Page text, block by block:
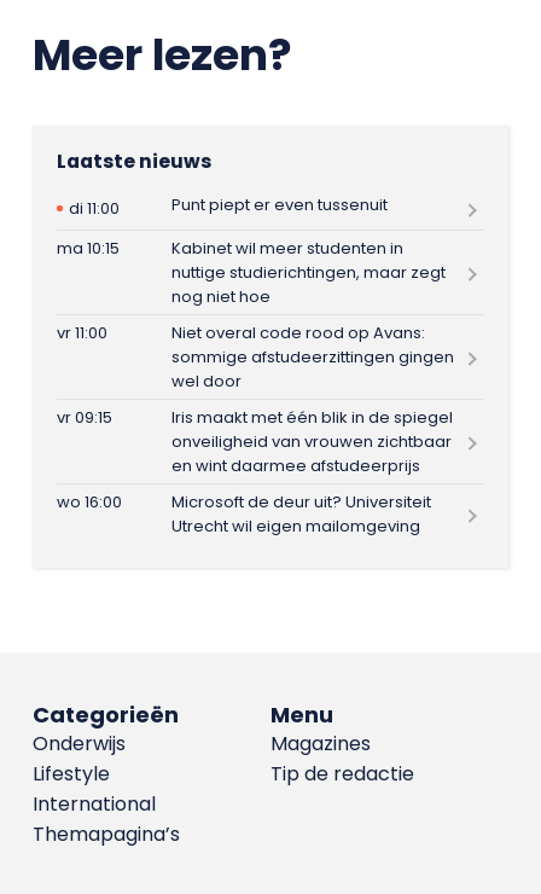
Meer lezen?
Laatste nieuws
di 11:00
Punt piept er even tussenuit
ma 10:15
Kabinet wil meer studenten in
nuttige studierichtingen, maar zegt
nog niet hoe
vr 11:00
Niet overal code rood op Avans:
sommige afstudeerzittingen gingen
wel door
vr 09:15
Iris maakt met één blik in de spiegel
onveiligheid van vrouwen zichtbaar
en wint daarmee afstudeerprijs
wo 16:00
Microsoft de deur uit? Universiteit
Utrecht wil eigen mailomgeving
Menu
Magazines
Tip de redactie
Categorieën
Onderwijs
Lifestyle
International
Themapagina’s